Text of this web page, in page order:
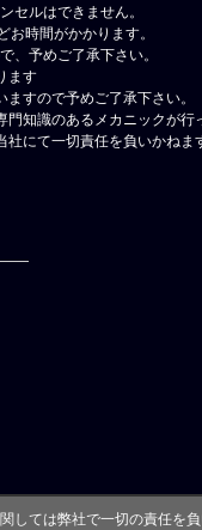
セルはできません。
時間がかかります。
、予めご了承下さい。
ます
すので予めご了承下さい。
知識のあるメカニックが行
にて一切責任を負いかねま
しては弊社で一切の責任を負